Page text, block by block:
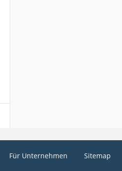
Für Unternehmen Sitemap